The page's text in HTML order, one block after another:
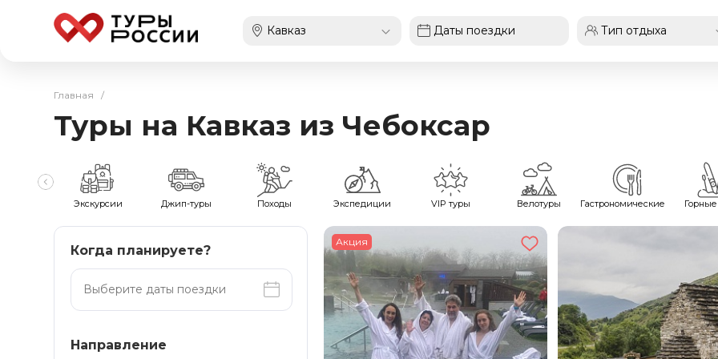
Главная /
Туры на Кавказ из Чебоксар
Экскурсии Джип-туры Походы Экспедиции VIP туры Велотуры Гастрономические
Когда планируете?
Направление
Акция